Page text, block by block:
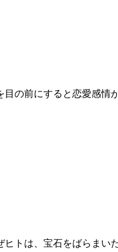
の前にすると恋愛感情
トは、宝石をばらまい